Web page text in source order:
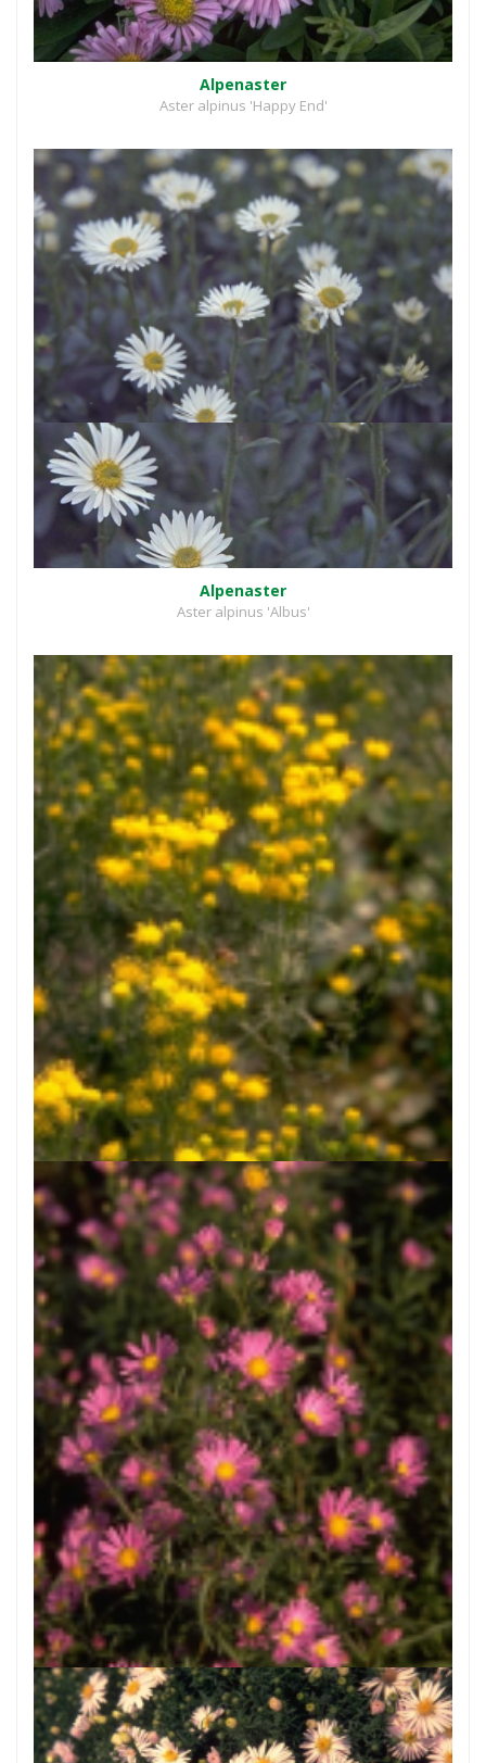
Alpenaster
Aster alpinus 'Happy End'
Alpenaster
Aster alpinus 'Albus'
Aster
Aster linosyris 'Goldflake'
Aster
Aster 'Dark Pink Star'